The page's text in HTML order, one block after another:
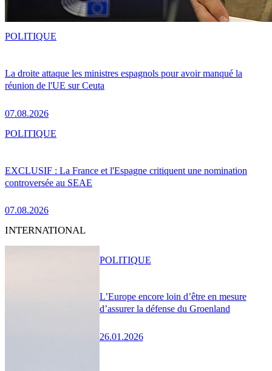
La droite attaque les ministres espagnols pour avoir manqué la
réunion de l'UE sur Ceuta
07.08.2026
POLITIQUE
EXCLUSIF : La France et l'Espagne critiquent une nomination
controversée au SEAE
07.08.2026
POLITIQUE
INTERNATIONAL
L’Europe encore loin d’être en mesure
d’assurer la défense du Groenland
26.01.2026
POLITIQUE